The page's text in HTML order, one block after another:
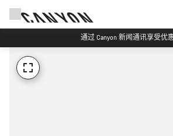
通过 Canyon 新闻通讯享受优